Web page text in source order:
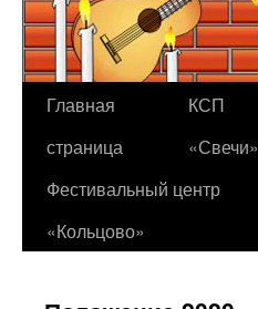
Главная
страница
КСП
«Свечи»
Фестивальный центр
«Кольцово»